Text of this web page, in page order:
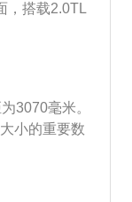
，搭载2.0TL
发动机，与
6.9L/100k
绩为5.6s，
750N·m，
大马力为585
油耗为12.5
3070毫米。
小的重要数
升涡轮增压
400牛米，